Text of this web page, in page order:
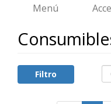
Menú
Filtro